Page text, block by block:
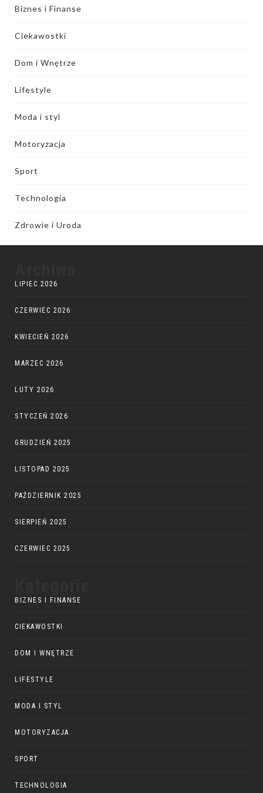
Biznes i Finanse
Ciekawostki
Dom i Wnętrze
Lifestyle
Moda i styl
Motoryzacja
Sport
Technologia
Zdrowie i Uroda
LIPIEC 2026
CZERWIEC 2026
KWIECIEŃ 2026
MARZEC 2026
LUTY 2026
STYCZEŃ 2026
GRUDZIEŃ 2025
LISTOPAD 2025
PAŹDZIERNIK 2025
SIERPIEŃ 2025
CZERWIEC 2025
BIZNES I FINANSE
CIEKAWOSTKI
DOM I WNĘTRZE
LIFESTYLE
MODA I STYL
MOTORYZACJA
SPORT
TECHNOLOGIA